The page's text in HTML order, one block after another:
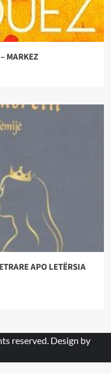
MARKEZ
APO LETËRSIA
reserved. Design by